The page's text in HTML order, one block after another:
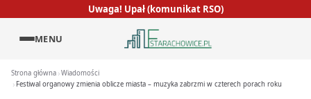
Uwaga! Upał (komunikat RSO)
MENU
Strona główna Wiadomości
Festiwal organowy zmienia oblicze miasta – muzyka zabrzmi w czterech porach roku